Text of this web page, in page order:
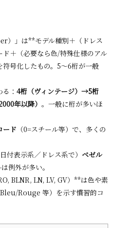
）」は**モデル種別＋（ドレス
＋（必要なら色/特殊仕様のアル
号化したもの。5〜6桁が一般
： 4桁（ヴィンテージ）→5桁
年以降） 。一般に桁が多いほ
ード （0=スチール等）で、多くの
付表示系／ドレス系で） ベゼル
例外が多い。
BLNR, LN, LV, GV）**は色や素
Rouge 等）を示す慣習的コ